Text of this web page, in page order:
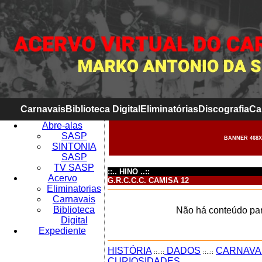
CarnavaisBiblioteca Digital EliminatóriasDiscografia
Abre-alas
SASP
SINTONIA
SASP
TV SASP
Acervo
Eliminatorias
Carnavais
Biblioteca
Digital
Expediente
BANNER
::.. HINO ..::
G.R.C.C.C. CAMISA 12
Não há conteúdo
HISTÓRIA ::..:: DADOS ::..::